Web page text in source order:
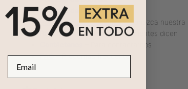
Políticas de Pago
Política de devoluciones– Conozca nuestra
Reseñas– Lo que nuestros clientes dicen
– Para contactarnos
FAQ– Preguntas frecuentes